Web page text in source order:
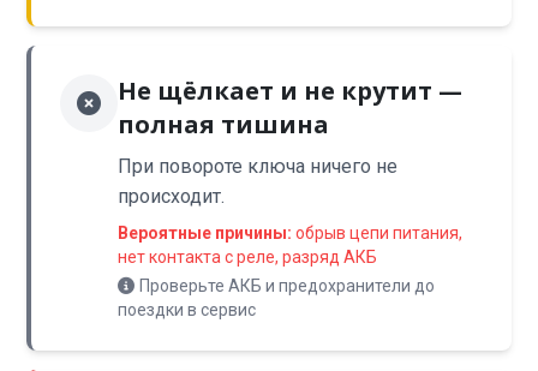
Не щёлкает и не крутит —
полная тишина
При повороте ключа ничего не
происходит.
Вероятные причины: обрыв цепи питания,
нет контакта с реле, разряд АКБ
Проверьте АКБ и предохранители до
поездки в сервис